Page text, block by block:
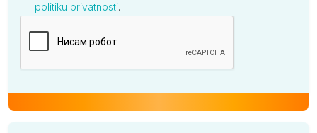
politiku privatnosti.